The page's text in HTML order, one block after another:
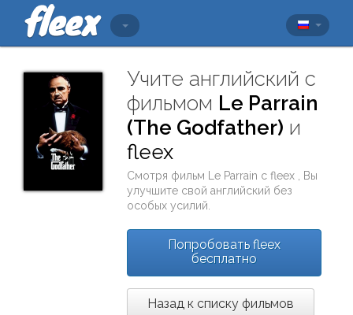
Учите английский с
фильмом Le Parrain
(The Godfather) и
fleex
Смотря фильм Le Parrain сfleex
, Вы
улучшите свой английский без
особых усилий.
Попробовать fleex
бесплатно
Назад к списку фильмов